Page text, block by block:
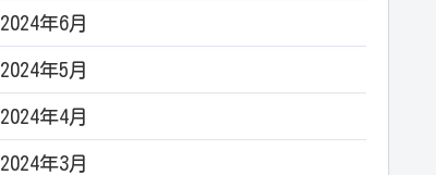
2024年6月
2024年5月
2024年4月
2024年3月